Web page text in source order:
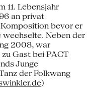
11. Lebensjahr
an privat
bevor er
Neben der
2008, war
Gast bei PACT
Junge
der Folkwang
)